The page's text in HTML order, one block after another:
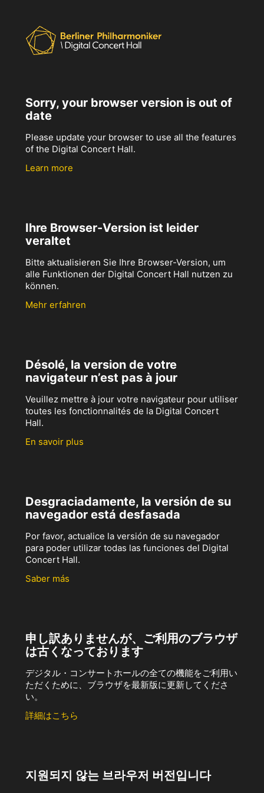
Sorry, your browser version is out of
date
Please update your browser to use all the features
of the Digital Concert Hall.
Learn more
Ihre Browser-Version ist leider
veraltet
Bitte aktualisieren Sie Ihre Browser-Version, um
alle Funktionen der Digital Concert Hall nutzen zu
können.
Mehr erfahren
Désolé, la version de votre
navigateur n’est pas à jour
Veuillez mettre à jour votre navigateur pour utiliser
toutes les fonctionnalités de la Digital Concert
Hall.
En savoir plus
Desgraciadamente, la versión de su
navegador está desfasada
Por favor, actualice la versión de su navegador
para poder utilizar todas las funciones del Digital
Concert Hall.
Saber más
申し訳ありませんが、ご利用のブラウザ
は古くなっております
デジタル・コンサートホールの全ての機能をご利用い
ただくために、ブラウザを最新版に更新してくださ
い。
詳細はこちら
지원되지 않는 브라우저 버전입니다